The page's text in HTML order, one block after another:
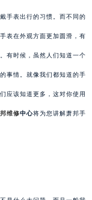
手表出行的习惯。而不同的
表在外观方面更加圆滑，有
有时候，虽然人们知道一个
事情。就像我们都知道的手
应该知道更多，这对你使用
维修中心将为您讲解萧邦手